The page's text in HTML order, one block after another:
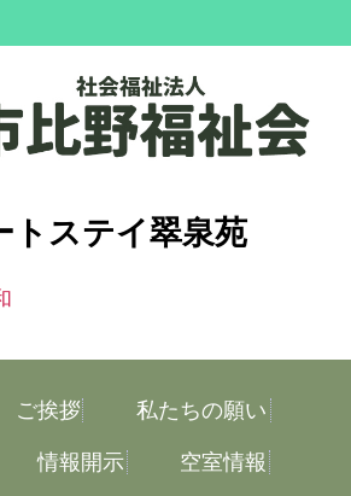
私たちの願い
事業案内
空室情報
お問合せ
トステイ翠泉苑
ご挨拶 私たちの願い
情報開示 空室情報